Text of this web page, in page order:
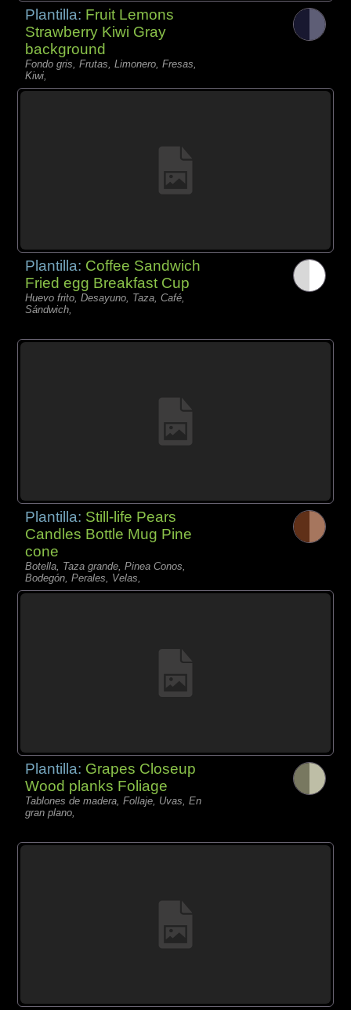
Plantilla: Fruit Lemons
Strawberry Kiwi Gray
background
Fondo gris, Frutas, Limonero, Fresas,
Kiwi,
Plantilla: Coffee Sandwich
Fried egg Breakfast Cup
Huevo frito, Desayuno, Taza, Café,
Sándwich,
Plantilla: Still-life Pears
Candles Bottle Mug Pine
cone
Botella, Taza grande, Pinea Conos,
Bodegón, Perales, Velas,
Plantilla: Grapes Closeup
Wood planks Foliage
Tablones de madera, Follaje, Uvas, En
gran plano,